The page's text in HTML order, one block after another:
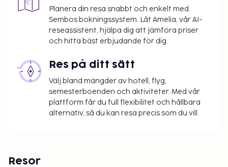
Planera din resa snabbt och enkelt med
Sembos bokningssystem. Låt Amelia, vår AI-
reseassistent, hjälpa dig att jämföra priser
och hitta bäst erbjudande för dig.
Res på ditt sätt
Välj bland mängder av hotell, flyg,
semesterboenden och aktiviteter. Med vår
plattform får du full flexibilitet och hållbara
alternativ, så du kan resa precis som du vill.
Resor